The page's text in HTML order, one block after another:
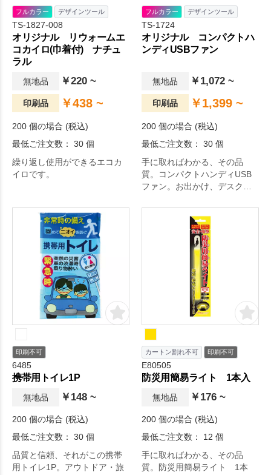
フルカラー デザインツール
TS-1827-008
オリジナル リウォームエ
コカイロ(巾着付) ナチュ
ラル
無地品 ￥220 ~
印刷品 ￥438 ~
200 個の場合 (税込)
最低ご注文数： 30 個
繰り返し使用ができるエコカ
イロです。
フルカラー デザインツール
TS-1724
オリジナル コンパクトハ
ンディUSBファン
無地品 ￥1,072 ~
印刷品 ￥1,399 ~
200 個の場合 (税込)
最低ご注文数： 30 個
手に取ればわかる、その品
質。コンパクトハンディUSB
ファン。お出かけ、デスクワ
使いいただけるフック付き軽
量型のUSBファンです。
印刷不可
6485
携帯用トイレ1P
無地品 ￥148 ~
200 個の場合 (税込)
最低ご注文数： 30 個
品質と信頼、それがこの携帯
用トイレ1P。アウトドア・旅
カートン割れ不可 印刷不可
E80505
防災用簡易ライト 1本入
無地品 ￥176 ~
200 個の場合 (税込)
最低ご注文数： 12 個
手に取ればわかる、その品
質。防災用簡易ライト 1本